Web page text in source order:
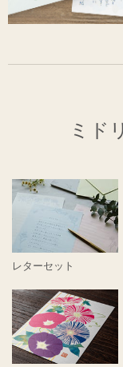
ミド
レターセット